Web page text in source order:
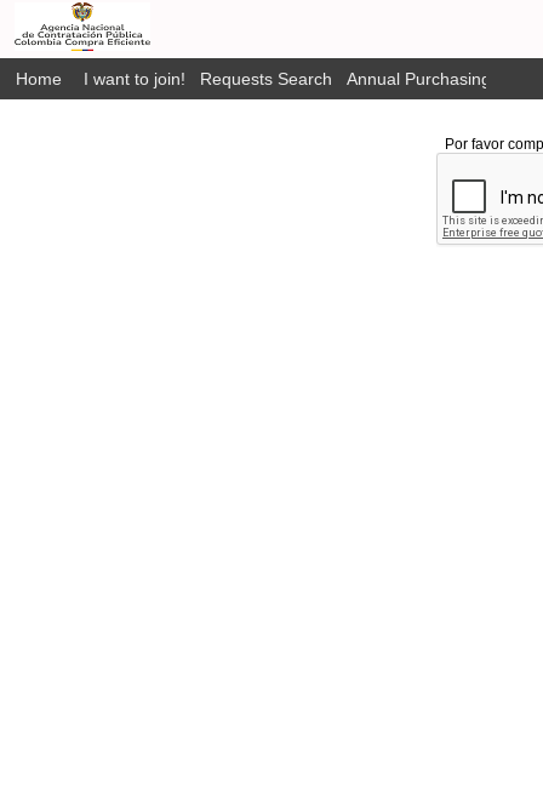
Home I want to join! Requests Search Annual Purchasing Plan
Por favor